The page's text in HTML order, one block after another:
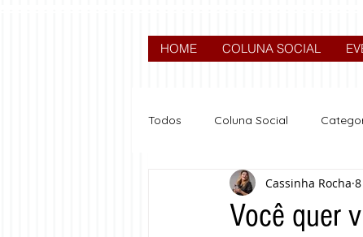
HOME COLUNA SOCIAL
Todos Coluna Social
Nova categoria
Você quer
Cassinha Rocha